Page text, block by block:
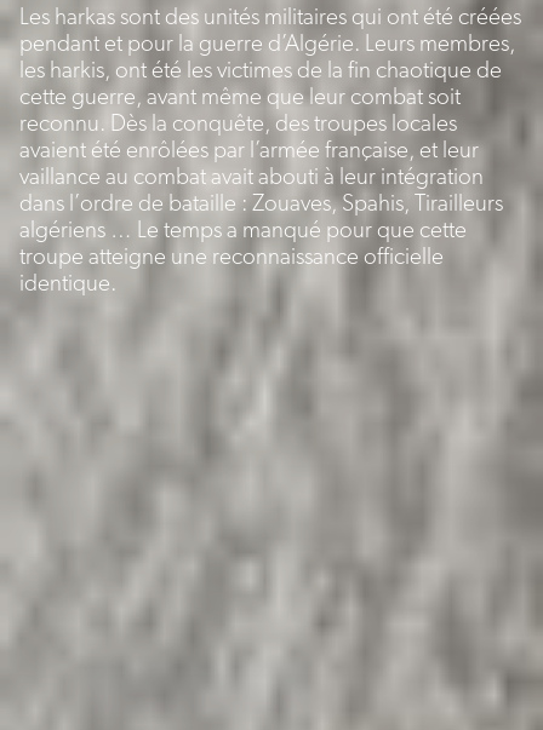
Les harkas sont des unités militaires qui ont été créées
pendant et pour la guerre d’Algérie. Leurs membres,
les harkis, ont été les victimes de la fin chaotique de
cette guerre, avant même que leur combat soit
reconnu. Dès la conquête, des troupes locales
avaient été enrôlées par l’armée française, et leur
vaillance au combat avait abouti à leur intégration
dans l’ordre de bataille : Zouaves, Spahis, Tirailleurs
algériens … Le temps a manqué pour que cette
troupe atteigne une reconnaissance officielle
identique.